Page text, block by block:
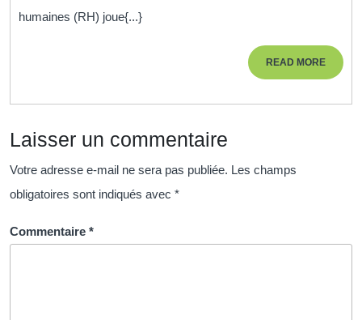
Humaines
Efficace
humaines (RH) joue{...}
READ MOREREAD
MORE
Laisser un commentaire
Votre adresse e-mail ne sera pas publiée. Les champs
obligatoires sont indiqués avec *
Commentaire *